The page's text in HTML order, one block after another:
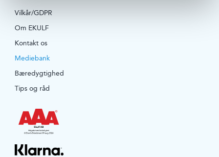
Vilkår/GDPR
Om EKULF
Kontakt os
Mediebank
Bæredygtighed
Tips og råd